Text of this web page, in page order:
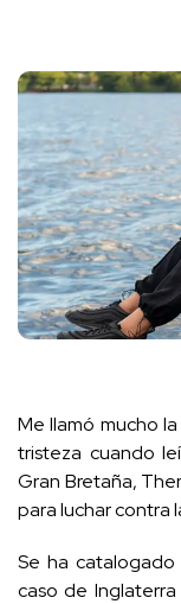
Me llamó mucho
tristeza cuando
Gran Bretaña,
para luchar contra
Se ha
caso de